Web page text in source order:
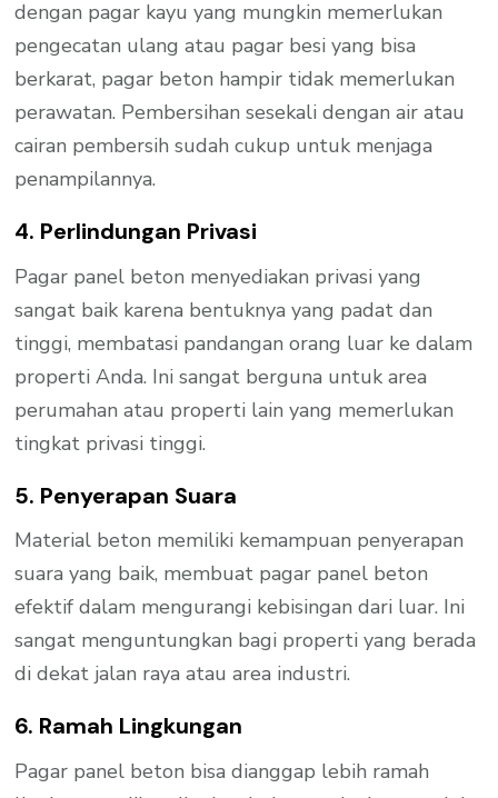
dengan pagar kayu yang mungkin memerlukan
pengecatan ulang atau pagar besi yang bisa
berkarat, pagar beton hampir tidak memerlukan
perawatan. Pembersihan sesekali dengan air atau
cairan pembersih sudah cukup untuk menjaga
penampilannya.
4. Perlindungan Privasi
Pagar panel beton menyediakan privasi yang
sangat baik karena bentuknya yang padat dan
tinggi, membatasi pandangan orang luar ke dalam
properti Anda. Ini sangat berguna untuk area
perumahan atau properti lain yang memerlukan
tingkat privasi tinggi.
5. Penyerapan Suara
Material beton memiliki kemampuan penyerapan
suara yang baik, membuat pagar panel beton
efektif dalam mengurangi kebisingan dari luar. Ini
sangat menguntungkan bagi properti yang berada
di dekat jalan raya atau area industri.
6. Ramah Lingkungan
Pagar panel beton bisa dianggap lebih ramah